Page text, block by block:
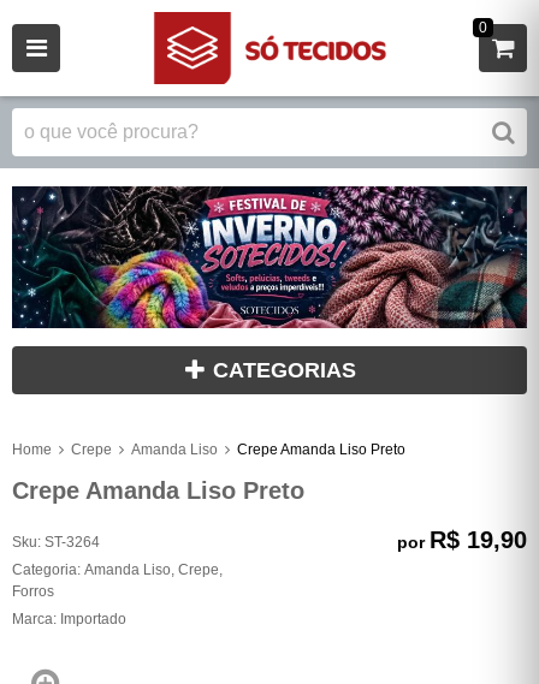
0
CATEGORIAS
Home Crepe Amanda Liso Crepe Amanda Liso Preto
Crepe Amanda Liso Preto
Sku: ST-3264
Categoria: Amanda Liso Crepe
Forros
Marca: Importado
por R$ 19,90